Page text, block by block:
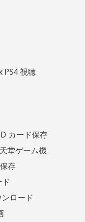
PS4 視聴
カード保存
堂ゲーム機
存
ロード